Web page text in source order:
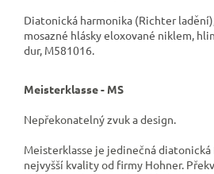
Diatonická harmonika (Richter
mosazné hlásky eloxované niklem,
dur, M581016.
Meisterklasse - MS
Nepřekonatelný zvuk a design.
Meisterklasse je jedinečná
nejvyšší kvality od firmy Hohner.